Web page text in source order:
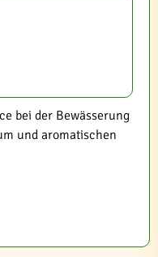
bei der Bewässerung
und aromatischen